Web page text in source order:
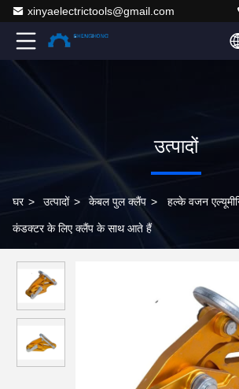
xinyaelectrictools@gmail.com
उत्पादों
घर > उत्पादों > केबल पुल क्लैंप > हल्के वजन
कंडक्टर के लिए क्लैंप के साथ आते हैं